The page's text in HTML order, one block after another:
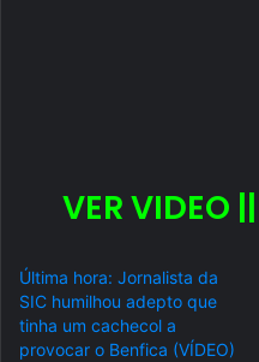
VER VIDEO
Última hora: Jornalista da
SIC humilhou adepto que
tinha um cachecol a
provocar o Benfica (VÍDEO)